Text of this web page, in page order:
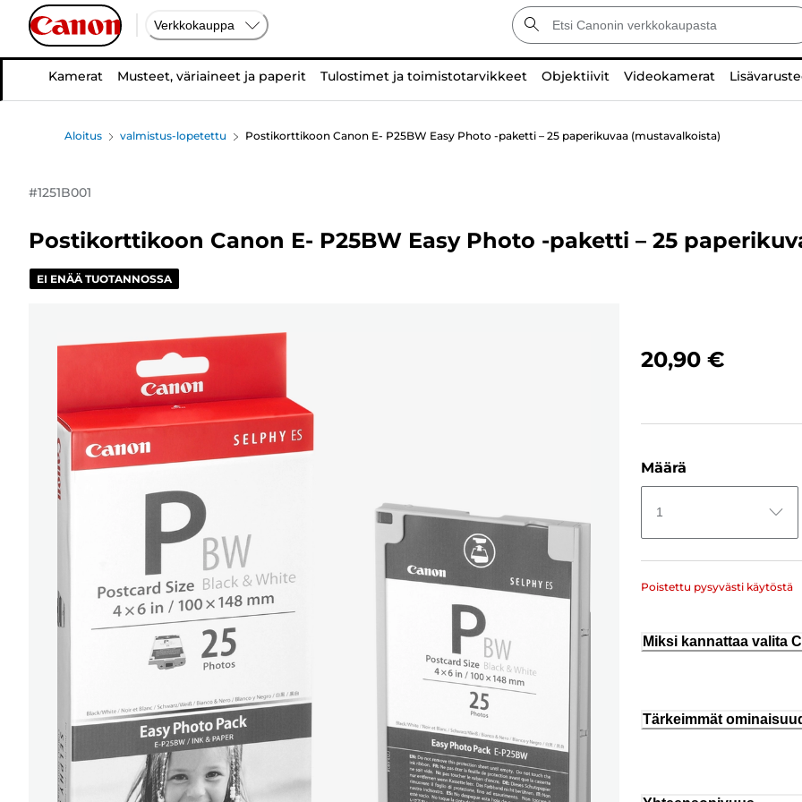
Verkkokauppa
Kamerat Musteet, väriaineet ja paperit Tulostimet ja toimistotarvikkeet Objektiivit Videokamerat
Aloitus valmistus-lopetettu Postikorttikoon Canon E- P25BW Easy Photo -paketti – 25 paperikuvaa (mustavalkoista)
#1251B001
Postikorttikoon Canon E- P25BW Easy Photo -paketti – 25
EI ENÄÄ TUOTANNOSSA
20,90 €
Määrä
1
Poistettu pysyvästi käytöstä
Miksi kannattaa valita
Tärkeimmät